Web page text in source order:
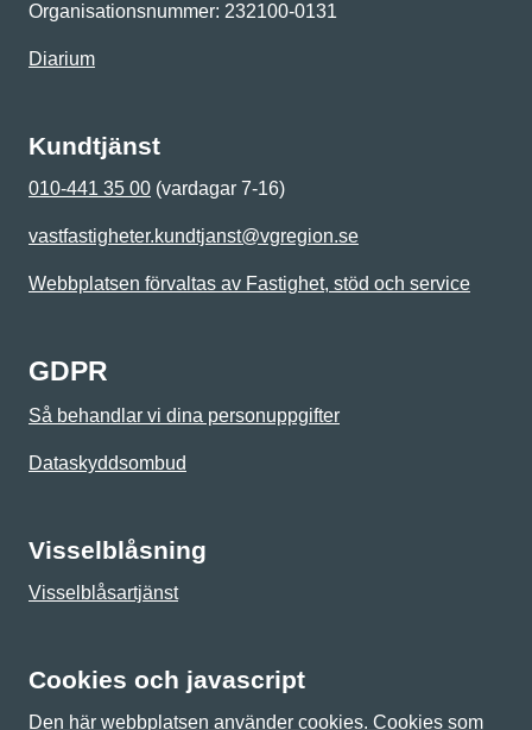
Organisationsnummer: 232100-0131
Diarium
Kundtjänst
010-441 35 00 (vardagar 7-16)
vastfastigheter.kundtjanst@vgregion.se
Webbplatsen förvaltas av Fastighet, stöd och service
GDPR
Så behandlar vi dina personuppgifter
Dataskyddsombud
Visselblåsning
Visselblåsartjänst
Cookies och javascript
Den här webbplatsen använder cookies. Cookies som